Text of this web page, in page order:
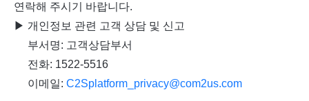
연락해 주시기 바랍니다.
▶ 개인정보 관련 고객 상담 및 신고
부서명: 고객상담부서
전화: 1522-5516
이메일: C2Splatform_privacy@com2us.com